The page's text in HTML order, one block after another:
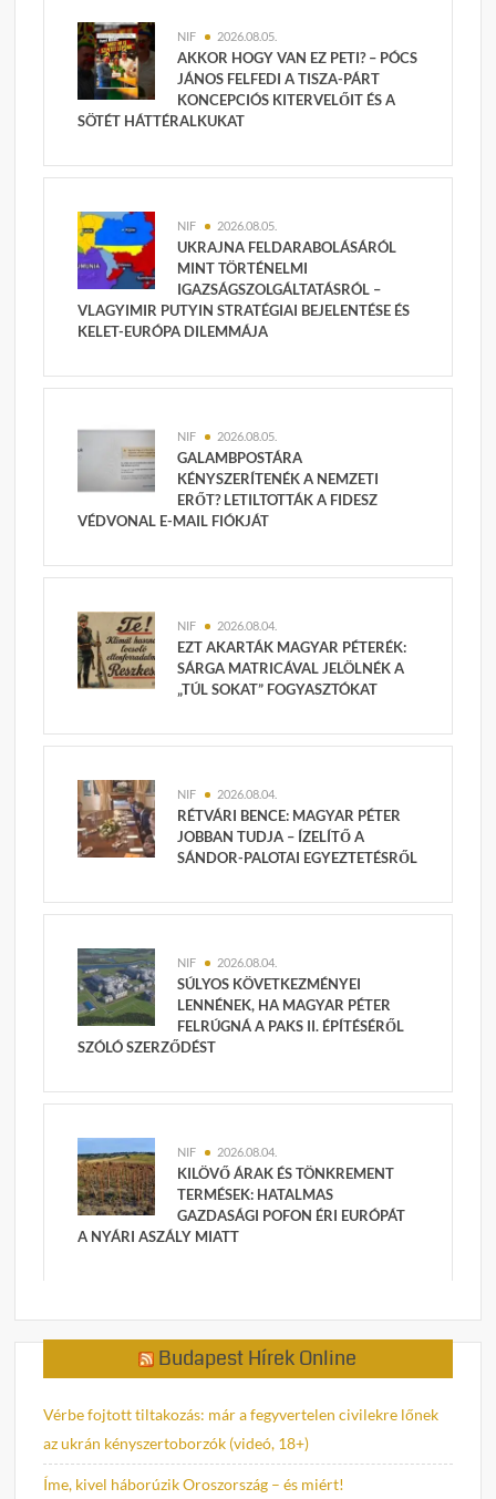
NIF 2026.08.05.
AKKOR HOGY VAN EZ PETI? – PÓCS
JÁNOS FELFEDI A TISZA-PÁRT
KONCEPCIÓS KITERVELŐIT ÉS A
SÖTÉT HÁTTÉRALKUKAT
NIF 2026.08.05.
UKRAJNA FELDARABOLÁSÁRÓL
MINT TÖRTÉNELMI
IGAZSÁGSZOLGÁLTATÁSRÓL –
VLAGYIMIR PUTYIN STRATÉGIAI BEJELENTÉSE ÉS
KELET-EURÓPA DILEMMÁJA
NIF 2026.08.05.
GALAMBPOSTÁRA
KÉNYSZERÍTENÉK A NEMZETI
ERŐT? LETILTOTTÁK A FIDESZ
VÉDVONAL E-MAIL FIÓKJÁT
NIF 2026.08.04.
EZT AKARTÁK MAGYAR PÉTERÉK:
SÁRGA MATRICÁVAL JELÖLNÉK A
„TÚL SOKAT” FOGYASZTÓKAT
NIF 2026.08.04.
RÉTVÁRI BENCE: MAGYAR PÉTER
JOBBAN TUDJA – ÍZELÍTŐ A
SÁNDOR-PALOTAI EGYEZTETÉSRŐL
NIF 2026.08.04.
SÚLYOS KÖVETKEZMÉNYEI
LENNÉNEK, HA MAGYAR PÉTER
FELRÚGNÁ A PAKS II. ÉPÍTÉSÉRŐL
SZÓLÓ SZERZŐDÉST
NIF 2026.08.04.
KILÖVŐ ÁRAK ÉS TÖNKREMENT
TERMÉSEK: HATALMAS
GAZDASÁGI POFON ÉRI EURÓPÁT
A NYÁRI ASZÁLY MIATT
Budapest Hírek Online
Vérbe fojtott tiltakozás: már a fegyvertelen civilekre lőnek
az ukrán kényszertoborzók (videó, 18+)
Íme, kivel háborúzik Oroszország – és miért!